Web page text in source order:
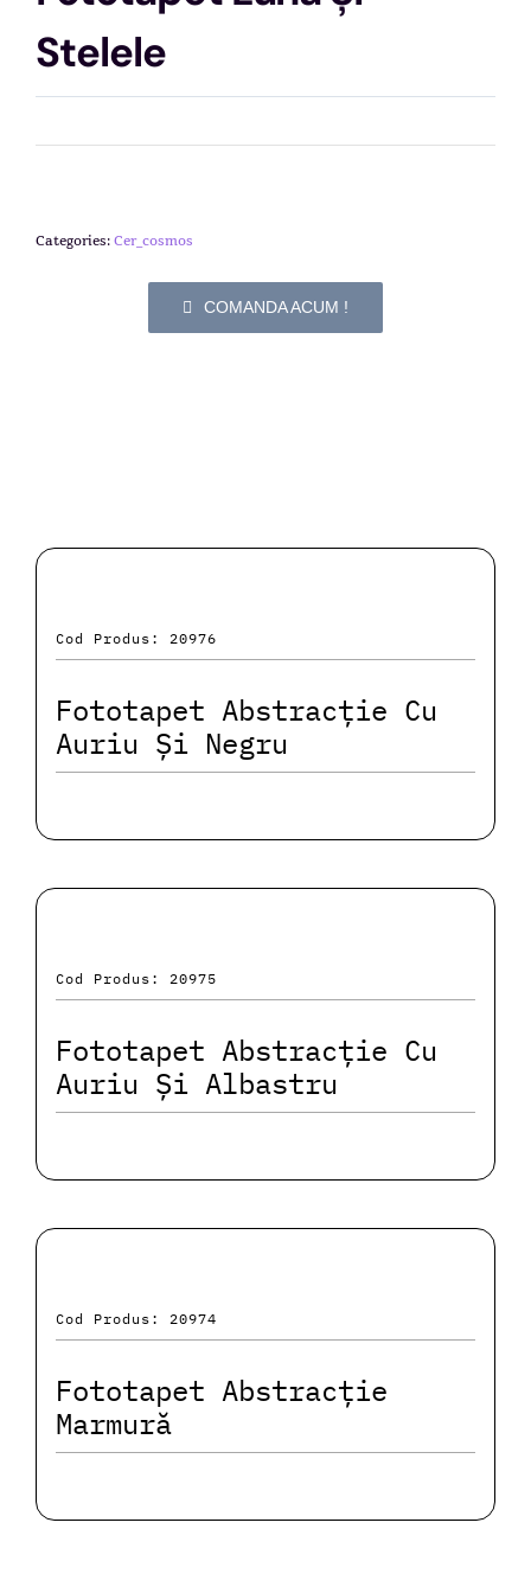
Stelele
Categories:Cer_cosmos
COMANDA ACUM !
Cod Produs: 20976
Fototapet Abstracție Cu
Auriu Și Negru
Cod Produs: 20975
Fototapet Abstracție Cu
Auriu Și Albastru
Cod Produs: 20974
Fototapet Abstracție
Marmură